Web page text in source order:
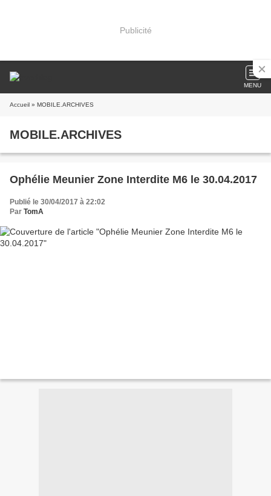
Publicité
MENU
Accueil » MOBILE.ARCHIVES
MOBILE.ARCHIVES
Ophélie Meunier Zone Interdite M6 le 30.04.2017
Publié le 30/04/2017 à 22:02
Par TomA